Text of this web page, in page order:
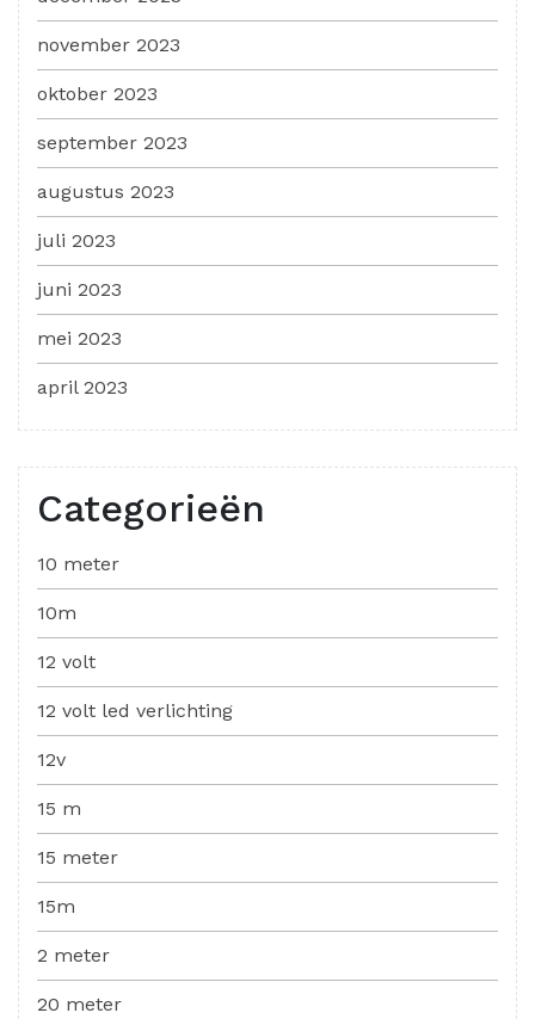
november 2023
oktober 2023
september 2023
augustus 2023
juli 2023
juni 2023
mei 2023
april 2023
Categorieën
10 meter
10m
12 volt
12 volt led verlichting
12v
15 m
15 meter
15m
2 meter
20 meter